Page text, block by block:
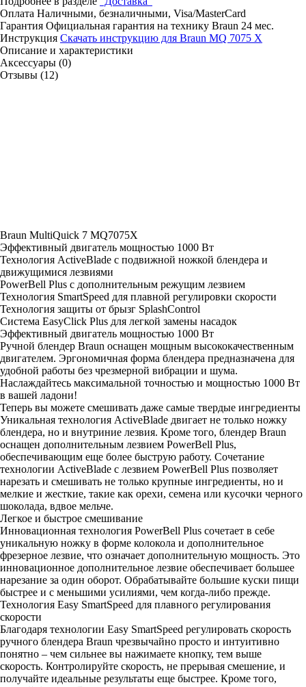
Оплата Наличными, безналичными, Visa/MasterCard
Гарантия Официальная гарантия на технику Braun 24 мес.
Инструкция Скачать инструкцию для Braun MQ 7075 X
Описание и характеристики
Аксессуары (0)
Отзывы (12)
Braun MultiQuick 7 MQ7075X
Эффективный двигатель мощностью 1000 Вт
Технология ActiveBlade с подвижной ножкой блендера и
движущимися лезвиями
PowerBell Plus с дополнительным режущим лезвием
Технология SmartSpeed ​​для плавной регулировки скорости
Технология защиты от брызг SplashControl
Система EasyClick Plus для легкой замены насадок
Эффективный двигатель мощностью 1000 Вт
Ручной блендер Braun оснащен мощным высококачественным
двигателем. Эргономичная форма блендера предназначена для
удобной работы без чрезмерной вибрации и шума.
Наслаждайтесь максимальной точностью и мощностью 1000 Вт
в вашей ладони!
Теперь вы можете смешивать даже самые твердые ингредиенты
Уникальная технология ActiveBlade двигает не только ножку
блендера, но и внутриние лезвия. Кроме того, блендер Braun
оснащен дополнительным лезвием PowerBell Plus,
обеспечивающим еще более быструю работу. Сочетание
технологии ActiveBlade с лезвием PowerBell Plus позволяет
нарезать и смешивать не только крупные ингредиенты, но и
мелкие и жесткие, такие как орехи, семена или кусочки черного
шоколада, вдвое мельче.
Легкое и быстрое смешивание
Инновационная технология PowerBell Plus сочетает в себе
уникальную ножку в форме колокола и дополнительное
фрезерное лезвие, что означает дополнительную мощность. Это
инновационное дополнительное лезвие обеспечивает большее
нарезание за один оборот. Обрабатывайте большие куски пищи
быстрее и с меньшими усилиями, чем когда-либо прежде.
Технология Easy SmartSpeed ​​для плавного регулирования
скорости
Благодаря технологии Easy SmartSpeed ​​регулировать скорость
ручного блендера Braun чрезвычайно просто и интуитивно
понятно – чем сильнее вы нажимаете кнопку, тем выше
скорость. Контролируйте скорость, не прерывая смешение, и
получайте идеальные результаты еще быстрее. Кроме того,